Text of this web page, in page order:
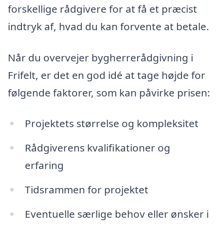
forskellige rådgivere for at få et præcist
indtryk af, hvad du kan forvente at betale.
Når du overvejer bygherrerådgivning i
Frifelt, er det en god idé at tage højde for
følgende faktorer, som kan påvirke prisen:
Projektets størrelse og kompleksitet
Rådgiverens kvalifikationer og
erfaring
Tidsrammen for projektet
Eventuelle særlige behov eller ønsker i